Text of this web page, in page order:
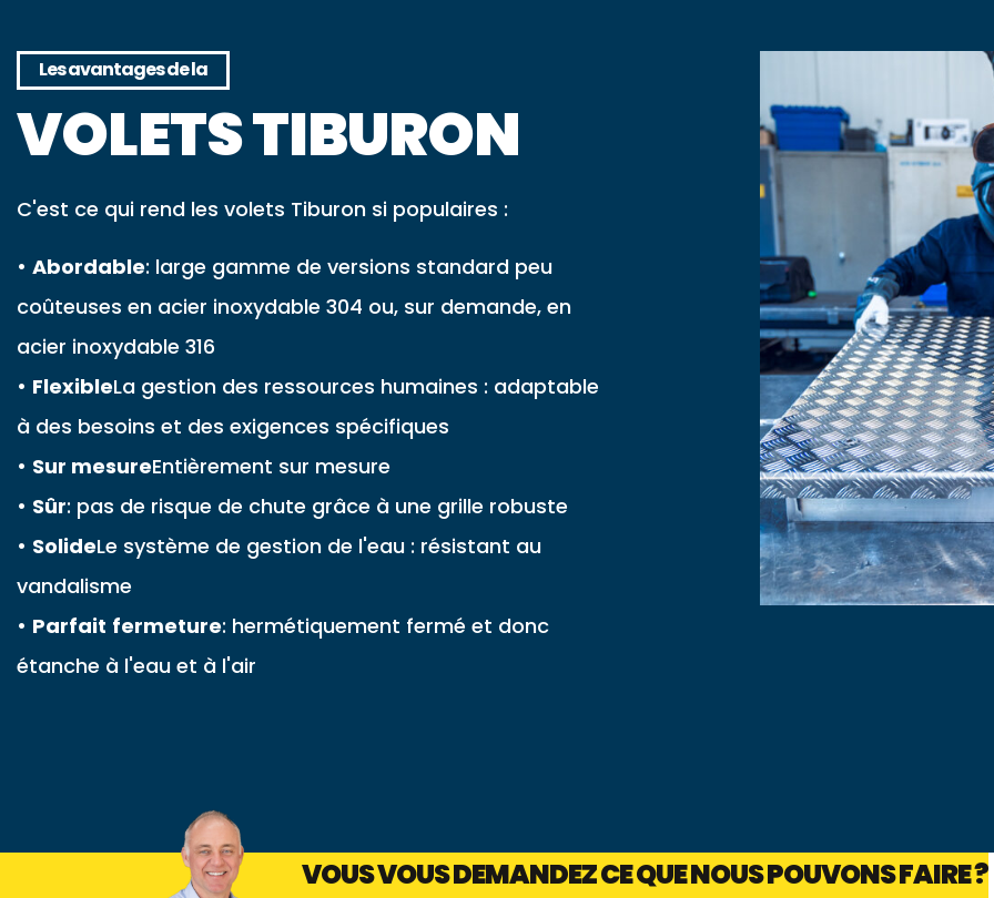
Les avantages de la
VOLETS TIBURON
C'est ce qui rend les volets Tiburon si populaires :
• Abordable: large gamme de versions standard peu
coûteuses en acier inoxydable 304 ou, sur demande, en
acier inoxydable 316
• FlexibleLa gestion des ressources humaines : adaptable
à des besoins et des exigences spécifiques
• Sur mesureEntièrement sur mesure
• Sûr: pas de risque de chute grâce à une grille robuste
• SolideLe système de gestion de l'eau : résistant au
vandalisme
• Parfait fermeture: hermétiquement fermé et donc
étanche à l'eau et à l'air
VOUS VOUS DEMANDEZ CE QUE NOUS POUVONS FAIRE ?